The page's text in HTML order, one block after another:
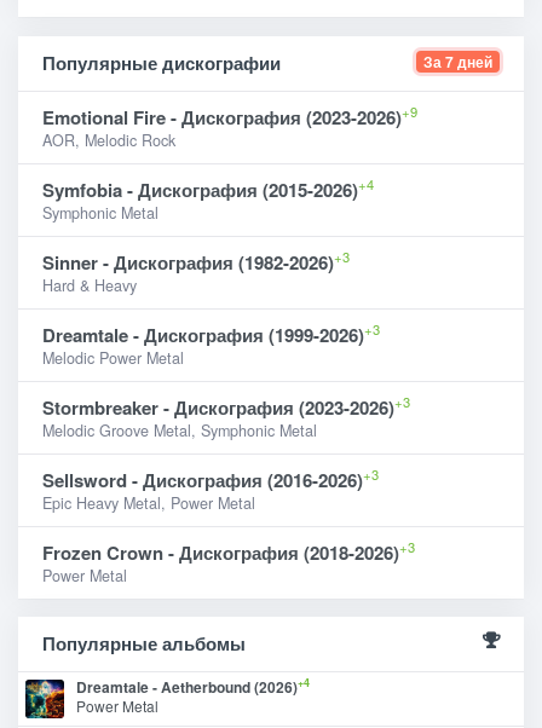
Популярные дискографии За 7 дней
Emotional Fire - Дискография (2023-2026)+9
AOR, Melodic Rock
Symfobia - Дискография (2015-2026)+4
Symphonic Metal
Sinner - Дискография (1982-2026)+3
Hard & Heavy
Dreamtale - Дискография (1999-2026)+3
Melodic Power Metal
Stormbreaker - Дискография (2023-2026)+3
Melodic Groove Metal, Symphonic Metal
Sellsword - Дискография (2016-2026)+3
Epic Heavy Metal, Power Metal
Frozen Crown - Дискография (2018-2026)+3
Power Metal
Популярные альбомы
Dreamtale - Aetherbound (2026)+4
Power Metal